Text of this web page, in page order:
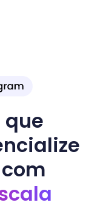
que